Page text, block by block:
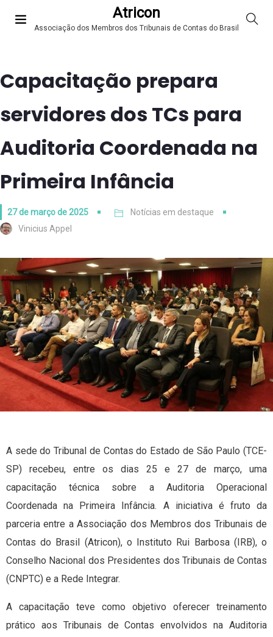
Atricon
Associação dos Membros dos Tribunais de Contas do Brasil
Capacitação prepara
servidores dos TCs para
Auditoria Coordenada na
Primeira Infância
27 de março de 2025
Notícias em destaque
Vinicius Appel
A sede do Tribunal de Contas do Estado de São Paulo (TCE-
SP) recebeu, entre os dias 25 e 27 de março, uma
capacitação técnica sobre a Auditoria Operacional
Coordenada na Primeira Infância. A iniciativa é fruto da
parceria entre a Associação dos Membros dos Tribunais de
Contas do Brasil (Atricon), o Instituto Rui Barbosa (IRB), o
Conselho Nacional dos Presidentes dos Tribunais de Contas
(CNPTC) e a Rede Integrar.
A capacitação teve como objetivo oferecer treinamento
prático aos Tribunais de Contas envolvidos na Auditoria